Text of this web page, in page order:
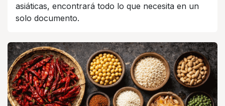
asiáticas, encontrará todo lo que necesita en un
solo documento.